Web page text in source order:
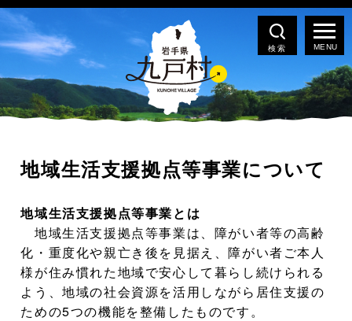
検索
地域生活支援拠点等事業について
地域生活支援拠点等事業とは
地域生活支援拠点等事業は、障がい者等の高齢
化・重度化や親亡き後を見据え、障がい者ご本人
様が住み慣れた地域で安心して暮らし続けられる
よう、地域の社会資源を活用しながら居住支援の
ための5つの機能を整備したものです。